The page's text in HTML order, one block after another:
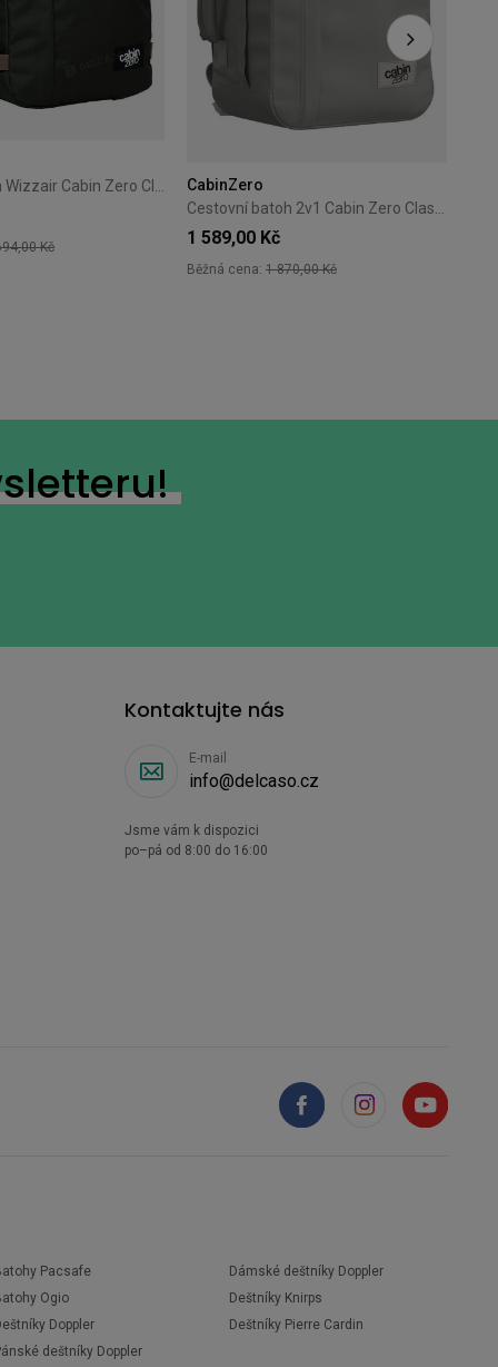
Příruční batoh Wizzair Cabin Zero Classic 28L Black Sand
Kč
CabinZero
1 589,00 Kč
Běžná cena: 1 870,00 Kč
Kontaktujte nás
E-mail
info@delcaso.cz
Jsme vám k dispozici
po–pá od 8:00 do 16:00
Pacsafe
Ogio
Doppler
deštníky Doppler
Dámské deštníky Doppler
Deštníky Knirps
Deštníky Pierre Cardin